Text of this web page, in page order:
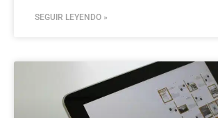
SEGUIR LEYENDO »